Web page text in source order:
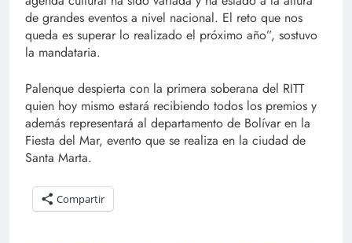
de grandes eventos a nivel nacional. El reto que nos
queda es superar lo realizado el próximo año”, sostuvo
la mandataria.
Palenque despierta con la primera soberana del RITT
quien hoy mismo estará recibiendo todos los premios y
además representará al departamento de Bolívar en la
Fiesta del Mar, evento que se realiza en la ciudad de
Santa Marta.
Compartir